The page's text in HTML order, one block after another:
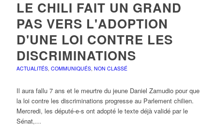
LE CHILI FAIT UN GRAND
PAS VERS L'ADOPTION
D'UNE LOI CONTRE LES
DISCRIMINATIONS
ACTUALITÉS, COMMUNIQUÉS, NON CLASSÉ
Il aura fallu 7 ans et le meurtre du jeune Daniel Zamudio pour que
la loi contre les discriminations progresse au Parlement chilien.
Mercredi, les député-e-s ont adopté le texte déjà validé par le
Sénat,…